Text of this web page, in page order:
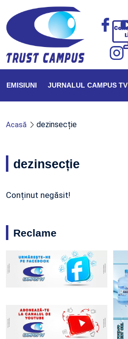
EMISIUNI JURNALUL CAMPUS TV
Acasă dezinsecție
dezinsecție
Conținut negăsit!
Reclame